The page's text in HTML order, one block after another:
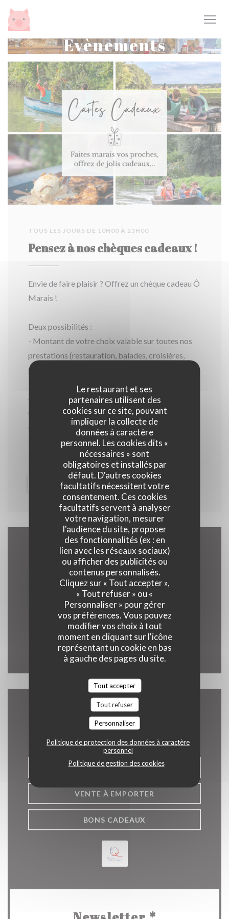
Personnalisation de vos choix en matière de cookies
Le restaurant et ses
partenaires utilisent des
cookies sur ce site, pouvant
impliquer la collecte de
données à caractère
personnel. Les cookies dits «
nécessaires » sont
obligatoires et installés par
défaut. D'autres cookies
facultatifs nécessitent votre
consentement. Ces cookies
facultatifs servent à analyser
votre navigation, mesurer
l'audience du site, proposer
des fonctionnalités (ex : en
lien avec les réseaux sociaux)
ou afficher des publicités ou
contenus personnalisés.
Cliquez sur « Tout accepter »,
« Tout refuser » ou «
Personnaliser » pour gérer
vos préférences. Vous pouvez
modifier vos choix à tout
moment en cliquant sur l'icône
représentant un cookie en bas
à gauche des pages du site.
Tout accepter
Tout refuser
Personnaliser
Politique de protection des données à caractère
personnel
Politique de gestion des cookies
Évènements
TOUS LES JOURS DE 10H00 À 23H00
Pensez à nos chèques cadeaux !
Envie de faire plaisir ? Offrez un chèque cadeau Ô
Marais !
Deux possibilités :
- Montant de votre choix valable sur toutes nos
prestations (restauration, balades, croisières,
gîte, boutique…)
- Offre dédiée : découverte du marais pour 2
et/ou repas pour 2, croisières exceptionnelles
(gustatives, apéritives ou théâtralisées, de jour
comme de nuit).
En toute saison, à offrir sans modération.
PLUS D'INFORMATIONS ((OUVRE UNE NOUVELLE
Accès/Contact
3 Rue du Marais 62500 Clairmarais
03 21 39 33 92
Facebook ((ouvre une nouvelle
Instagram ((ouvre une
Nous contacter
RÉSERVER
VENTE À EMPORTER
BONS CADEAUX